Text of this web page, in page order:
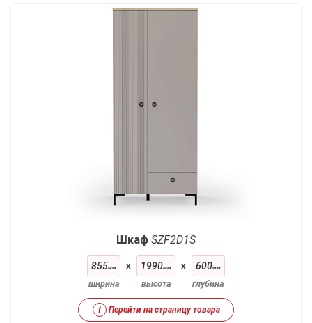
Шкаф SZF2D1S
855мм
ширина
x 1990мм
высота
x 600мм
глубина
i Перейти на страницу товара